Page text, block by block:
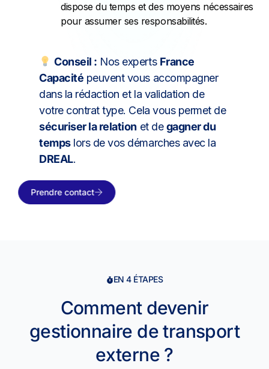
dispose du temps et des moyens nécessaires
pour assumer ses responsabilités.
Conseil : Nos experts France
Capacité peuvent vous accompagner
dans la rédaction et la validation de
votre contrat type. Cela vous permet de
sécuriser la relation et degagner du
tempslors de vos démarches avec la
DREAL.
Prendre contact
EN 4 ÉTAPES
Comment devenir
gestionnaire de transport
externe ?